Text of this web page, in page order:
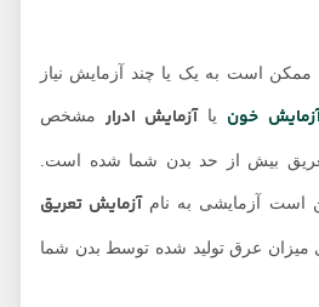
به یک یا چند آزمایش نیاز
خون یاآزمایش ادرار مشخص
بیش از حد بدن شما شده است.
آزمایشی به نامآزمایش تعریق
عرق تولید شده توسط بدن شما